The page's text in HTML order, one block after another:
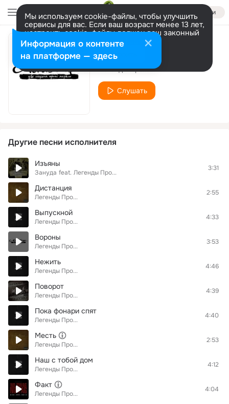
Войти
Мы используем cookie-файлы, чтобы улучшить
сервисы для вас. Если ваш возраст менее 13 лет,
настроить cookie-файлы должен ваш законный
представитель. Больше информации
Разрешить все Настроить
Мои года
Легенды Про...
Слушать
Другие песни исполнителя
Изъяны
Зануда feat. Легенды Про...
3:31
Дистанция
Легенды Про...
2:55
Выпускной
Легенды Про...
4:33
Вороны
Легенды Про...
3:53
Нежить
Легенды Про...
4:46
Поворот
Легенды Про...
4:39
Пока фонари спят
Легенды Про...
4:40
Месть
Легенды Про...
2:53
Наш с тобой дом
Легенды Про...
4:12
Факт
Легенды Про...
4:04
Информация о контенте
на платформе — здесь